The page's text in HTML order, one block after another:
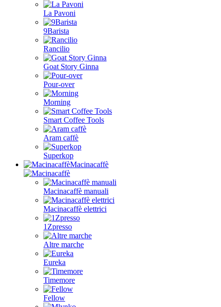
La Pavoni
9Barista
Rancilio
Goat Story Ginna
Pour-over
Morning
Smart Coffee Tools
Aram caffè
Superkop
Macinacaffè
Macinacaffè manuali
Macinacaffè elettrici
1Zpresso
Altre marche
Eureka
Timemore
Fellow